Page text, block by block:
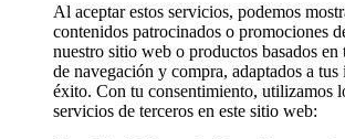
Al aceptar estos servicios, podemos
contenidos patrocinados o promociones
nuestro sitio web o productos basados
de navegación y compra, adaptados a tus
éxito. Con tu consentimiento, utilizamos
servicios de terceros en este sitio web: